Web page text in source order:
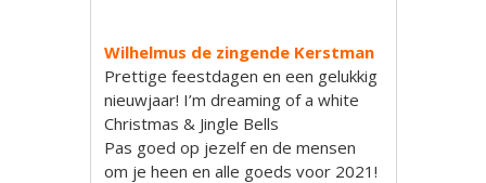
Wilhelmus de zingende Kerstman
Prettige feestdagen en een gelukkig
nieuwjaar! I’m dreaming of a white
Christmas & Jingle Bells
Pas goed op jezelf en de mensen
om je heen en alle goeds voor 2021!